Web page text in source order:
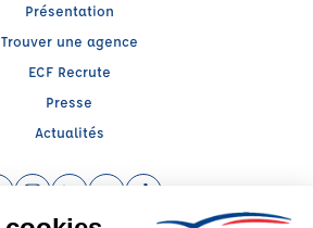
Présentation
Trouver une agence
ECF Recrute
Presse
Actualités
Instagram (nouvelle fenêtre)
LinkedIn (nouvelle fenêtre)
YouTube (nouvelle fenêtre)
TikTok (nouvelle